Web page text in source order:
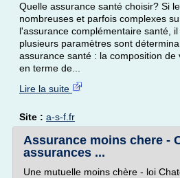
Quelle assurance santé choisir? Si
nombreuses et parfois complexes
l'assurance complémentaire santé,
plusieurs paramètres sont
assurance santé : la composition
en terme de...
Lire la suite
Site : a-s-f.fr
Assurance moins chere -
assurances ...
Une mutuelle moins chère - loi